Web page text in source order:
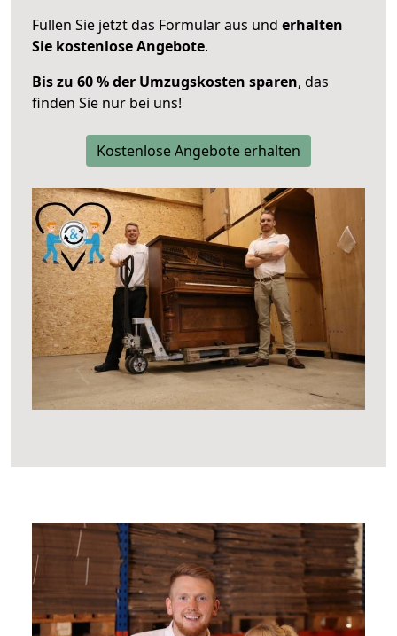
Füllen Sie jetzt das Formular aus und erhalten
Sie kostenlose Angebote.
Bis zu 60 % der Umzugskosten sparen, das
finden Sie nur bei uns!
Kostenlose Angebote erhalten